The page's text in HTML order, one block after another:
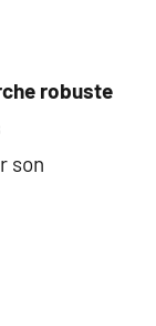
robuste
son